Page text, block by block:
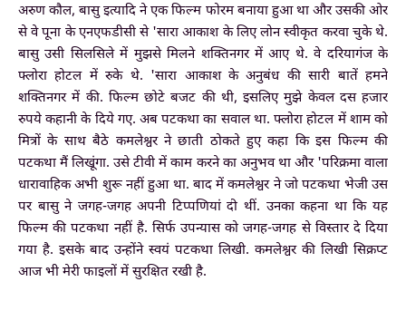
अरुण कौल, बासु इत्यादि ने एक फिल्म फोरम बनाया हुआ था और उसकी ओर
से वे पूना के एनएफडीसी से 'सारा आकाश के लिए लोन स्वीकृत करवा चुके थे.
बासु उसी सिलसिले में मुझसे मिलने शक्तिनगर में आए थे. वे दरियागंज के
फ्लोरा होटल में रुके थे. 'सारा आकाश के अनुबंध की सारी बातें हमने
शक्तिनगर में की. फिल्म छोटे बजट की थी, इसलिए मुझे केवल दस हजार
रुपये कहानी के दिये गए. अब पटकथा का सवाल था. फ्लोरा होटल में शाम को
मित्रों के साथ बैठे कमलेश्वर ने छाती ठोकते हुए कहा कि इस फिल्म की
पटकथा मैं लिखूंगा. उसे टीवी में काम करने का अनुभव था और 'परिक्रमा वाला
धारावाहिक अभी शुरू नहीं हुआ था. बाद में कमलेश्वर ने जो पटकथा भेजी उस
पर बासु ने जगह-जगह अपनी टिप्पणियां दी थीं. उनका कहना था कि यह
फिल्म की पटकथा नहीं है. सिर्फ उपन्यास को जगह-जगह से विस्तार दे दिया
गया है. इसके बाद उन्होंने स्वयं पटकथा लिखी. कमलेश्वर की लिखी सिक्रप्ट
आज भी मेरी फाइलों में सुरक्षित रखी है.